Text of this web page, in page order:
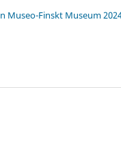
Museo-Finskt Museum